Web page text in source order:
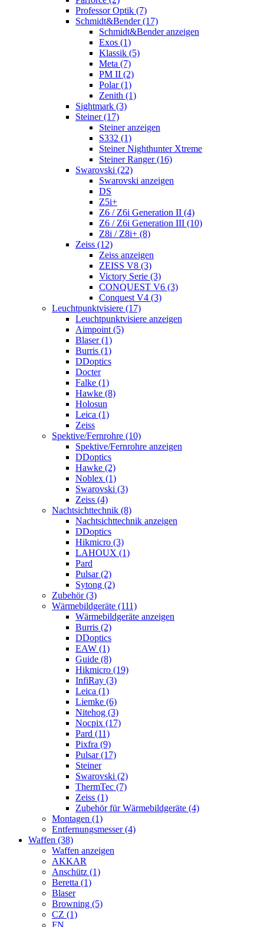
Professor Optik (7)
Schmidt&Bender (17)
Schmidt&Bender anzeigen
Exos (1)
Klassik (5)
Meta (7)
PM II (2)
Polar (1)
Zenith (1)
Sightmark (3)
Steiner (17)
Steiner anzeigen
S332 (1)
Steiner Nighthunter Xtreme
Steiner Ranger (16)
Swarovski (22)
Swarovski anzeigen
DS
Z5i+
Z6 / Z6i Generation II (4)
Z6 / Z6i Generation III (10)
Z8i / Z8i+ (8)
Zeiss (12)
Zeiss anzeigen
ZEISS V8 (3)
Victory Serie (3)
CONQUEST V6 (3)
Conquest V4 (3)
Leuchtpunktvisiere (17)
Leuchtpunktvisiere anzeigen
Aimpoint (5)
Blaser (1)
Burris (1)
DDoptics
Docter
Falke (1)
Hawke (8)
Holosun
Leica (1)
Zeiss
Spektive/Fernrohre (10)
Spektive/Fernrohre anzeigen
DDoptics
Hawke (2)
Noblex (1)
Swarovski (3)
Zeiss (4)
Nachtsichttechnik (8)
Nachtsichttechnik anzeigen
DDoptics
Hikmicro (3)
LAHOUX (1)
Pard
Pulsar (2)
Sytong (2)
Zubehör (3)
Wärmebildgeräte (111)
Wärmebildgeräte anzeigen
Burris (2)
DDoptics
EAW (1)
Guide (8)
Hikmicro (19)
InfiRay (3)
Leica (1)
Liemke (6)
Nitehog (3)
Nocpix (17)
Pard (11)
Pixfra (9)
Pulsar (17)
Steiner
Swarovski (2)
ThermTec (7)
Zeiss (1)
Zubehör für Wärmebildgeräte (4)
Montagen (1)
Entfernungsmesser (4)
Waffen (38)
Waffen anzeigen
AKKAR
Anschütz (1)
Beretta (1)
Blaser
Browning (5)
CZ (1)
FN